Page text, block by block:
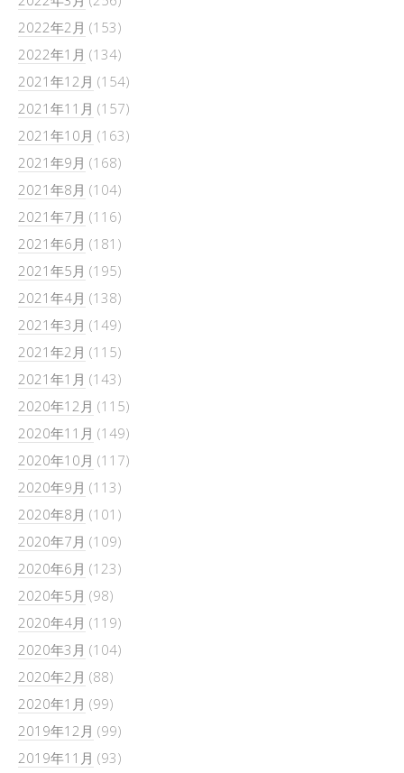
2022年2月 (153)
2022年1月 (134)
2021年12月 (154)
2021年11月 (157)
2021年10月 (163)
2021年9月 (168)
2021年8月 (104)
2021年7月 (116)
2021年6月 (181)
2021年5月 (195)
2021年4月 (138)
2021年3月 (149)
2021年2月 (115)
2021年1月 (143)
2020年12月 (115)
2020年11月 (149)
2020年10月 (117)
2020年9月 (113)
2020年8月 (101)
2020年7月 (109)
2020年6月 (123)
2020年5月 (98)
2020年4月 (119)
2020年3月 (104)
2020年2月 (88)
2020年1月 (99)
2019年12月 (99)
2019年11月 (93)